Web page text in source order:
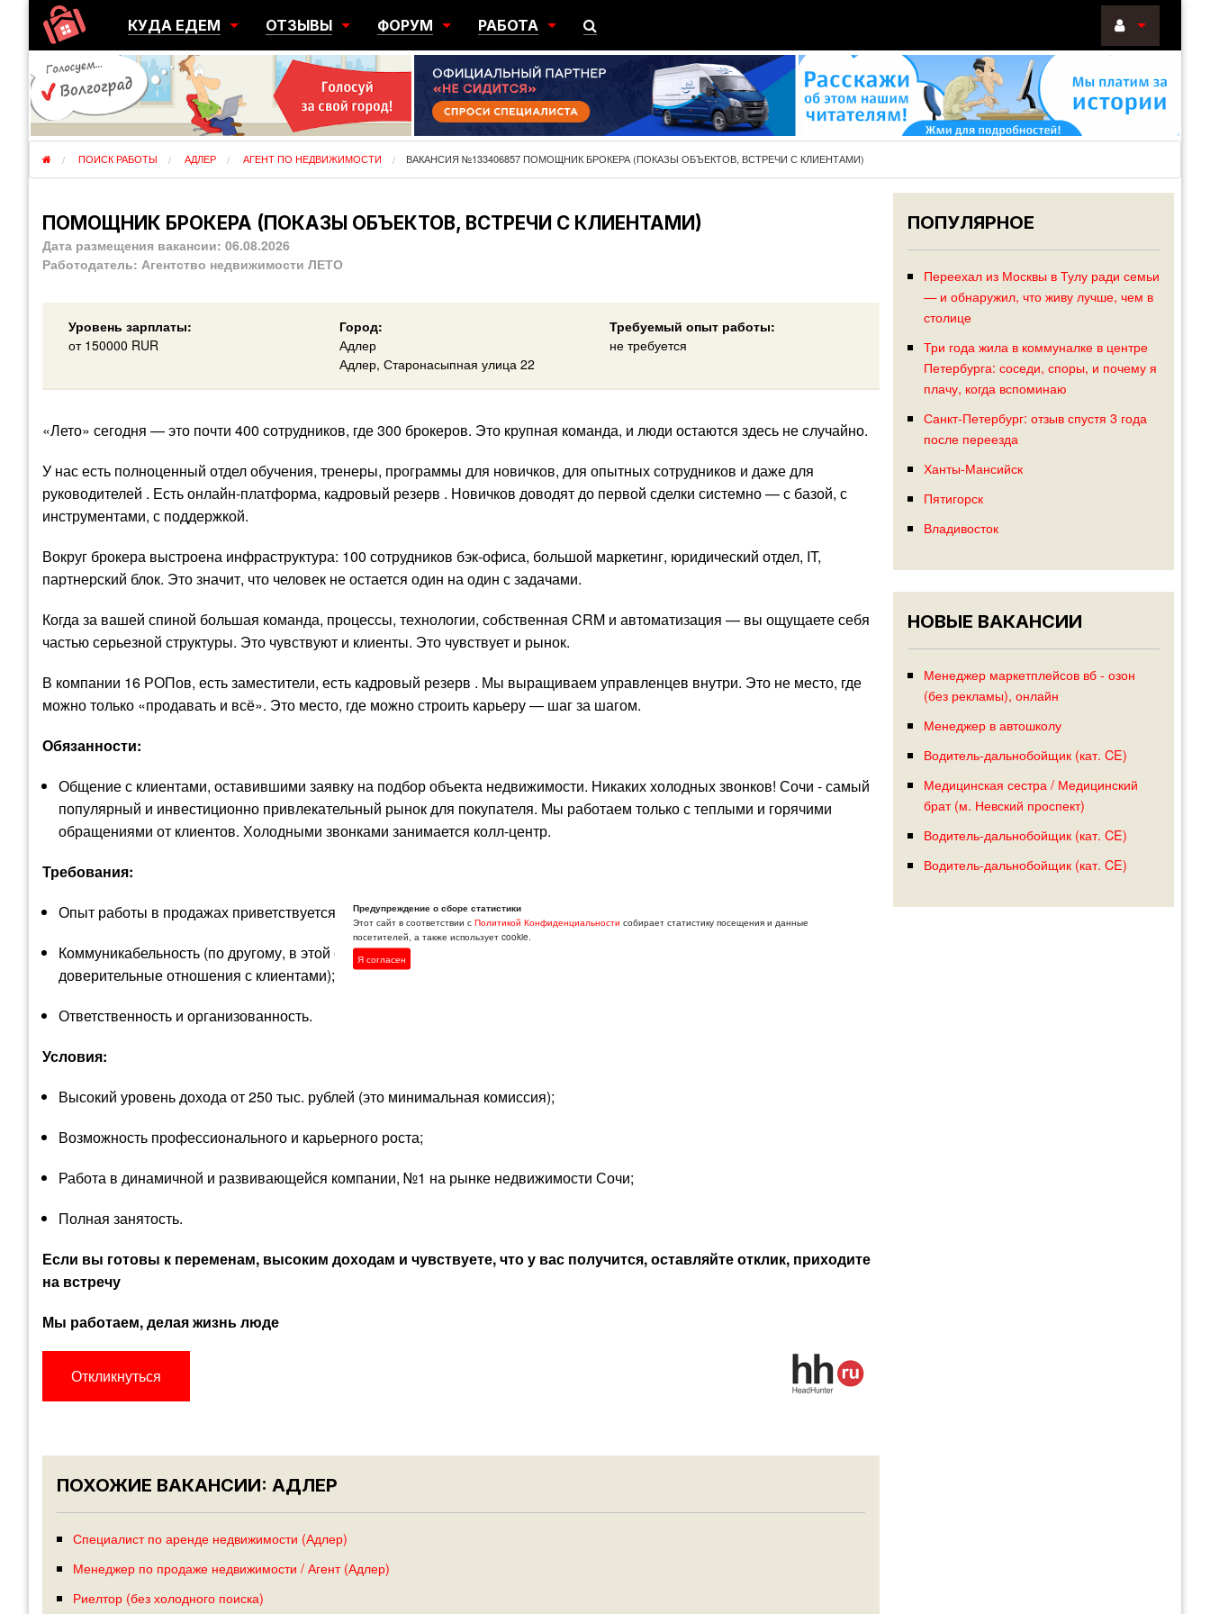
КУДА ЕДЕМ
ГОРОДА
РЕГИОНЫ
ОТЗЫВЫ
ПЕРЕЕЗДЫ
ЭМИГРАЦИЯ
ФОРУМ
ЮЖНЫЙ
РАБОТА
ПОИСК РАБОТЫ
РАЗМЕСТИТЬ ВАКАНСИЮ
Войти
ПОИСК РАБОТЫ АДЛЕР АГЕНТ ПО НЕДВИЖИМОСТИ ВАКАНСИЯ №133406857 ПОМОЩНИК БРОКЕРА (ПОКАЗЫ ОБЪЕКТОВ, ВСТРЕЧИ С КЛИЕНТАМИ)
ПОМОЩНИК БРОКЕРА (ПОКАЗЫ ОБЪЕКТОВ, ВСТРЕЧИ С КЛИЕНТАМИ)
Дата размещения вакансии: 06.08.2026
Работодатель: Агентство недвижимости ЛЕТО
Уровень зарплаты:
от 150000 RUR
Город:
Адлер
Адлер, Старонасыпная улица 22
Требуемый опыт работы:
не требуется
«Лето» сегодня — это почти 400 сотрудников, где 300 брокеров. Это крупная команда, и люди остаются здесь не случайно.
У нас есть полноценный отдел обучения, тренеры, программы для новичков, для опытных сотрудников и даже для
руководителей . Есть онлайн-платформа, кадровый резерв . Новичков доводят до первой сделки системно — с базой, с
инструментами, с поддержкой.
Вокруг брокера выстроена инфраструктура: 100 сотрудников бэк-офиса, большой маркетинг, юридический отдел, IT,
партнерский блок. Это значит, что человек не остается один на один с задачами.
Когда за вашей спиной большая команда, процессы, технологии, собственная CRM и автоматизация — вы ощущаете себя
частью серьезной структуры. Это чувствуют и клиенты. Это чувствует и рынок.
В компании 16 РОПов, есть заместители, есть кадровый резерв . Мы выращиваем управленцев внутри. Это не место, где
можно только «продавать и всё». Это место, где можно строить карьеру — шаг за шагом.
Обязанности:
Общение с клиентами, оставившими заявку на подбор объекта недвижимости. Никаких холодных звонков! Сочи - самый
популярный и инвестиционно привлекательный рынок для покупателя. Мы работаем только с теплыми и горячими
обращениями от клиентов. Холодными звонками занимается колл-центр.
Требования:
Опыт работы в продажах приветствуется, но не обязателен (у нас сильная школа);
Коммуникабельность (по другому, в этой сфере не получится, здесь предстоит много говорить и выстраивать
доверительные отношения с клиентами);
Ответственность и организованность.
Условия:
Высокий уровень дохода от 250 тыс. рублей (это минимальная комиссия);
Возможность профессионального и карьерного роста;
Работа в динамичной и развивающейся компании, №1 на рынке недвижимости Сочи;
Полная занятость.
Если вы готовы к переменам, высоким доходам и чувствуете, что у вас получится, оставляйте отклик, приходите
на встречу
Мы работаем, делая жизнь люде
Откликнуться
ПОХОЖИЕ ВАКАНСИИ: АДЛЕР
Специалист по аренде недвижимости (Адлер)
Менеджер по продаже недвижимости / Агент (Адлер)
Риелтор (без холодного поиска)
ПОПУЛЯРНОЕ
Переехал из Москвы в Тулу ради семьи
— и обнаружил, что живу лучше, чем в
столице
Три года жила в коммуналке в центре
Петербурга: соседи, споры, и почему я
плачу, когда вспоминаю
Санкт-Петербург: отзыв спустя 3 года
после переезда
Ханты-Мансийск
Пятигорск
Владивосток
НОВЫЕ ВАКАНСИИ
Менеджер маркетплейсов вб - озон
(без рекламы), онлайн
Менеджер в автошколу
Водитель-дальнобойщик (кат. CE)
Медицинская сестра / Медицинский
брат (м. Невский проспект)
Водитель-дальнобойщик (кат. CE)
Водитель-дальнобойщик (кат. CE)
Предупреждение о сборе статистики
Этот сайт в соответствии с Политикой Конфиденциальности собирает статистику посещения и данные
посетителей, а также использует cookie.
Я согласен